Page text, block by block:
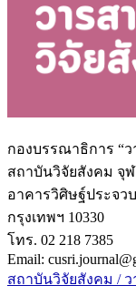
กองบรรณาธิการ “
สถาบันวิจัยสังคม จุ
อาคารวิศิษฐ์ประจว
กรุงเทพฯ 10330
โทร. 02 218 7385
Email:
สถาบันวิจัยสังคม /